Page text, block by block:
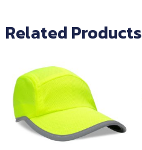
Related Products